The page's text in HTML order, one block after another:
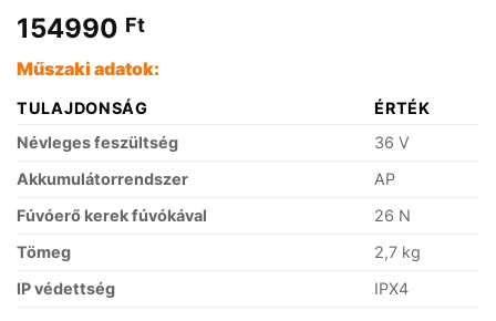
154990 Ft
Műszaki adatok:
TULAJDONSÁG
ÉRTÉK
Névleges feszültség
36 V
Akkumulátorrendszer
AP
Fúvóerő kerek fúvókával
26 N
Tömeg
2,7 kg
IP védettség
IPX4